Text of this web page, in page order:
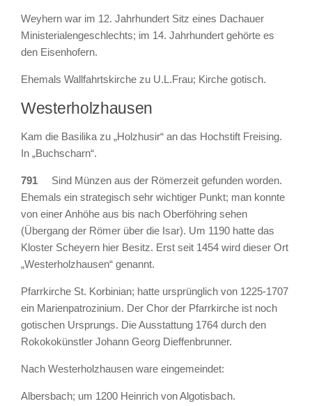
Weyhern war im 12. Jahrhundert Sitz eines Dachauer
Ministerialengeschlechts; im 14. Jahrhundert gehörte es
den Eisenhofern.
Ehemals Wallfahrtskirche zu U.L.Frau; Kirche gotisch.
Westerholzhausen
Kam die Basilika zu „Holzhusir“ an das Hochstift Freising.
In „Buchscharn“.
791 Sind Münzen aus der Römerzeit gefunden worden.
Ehemals ein strategisch sehr wichtiger Punkt; man konnte
von einer Anhöhe aus bis nach Oberföhring sehen
(Übergang der Römer über die Isar). Um 1190 hatte das
Kloster Scheyern hier Besitz. Erst seit 1454 wird dieser Ort
„Westerholzhausen“ genannt.
Pfarrkirche St. Korbinian; hatte ursprünglich von 1225-1707
ein Marienpatrozinium. Der Chor der Pfarrkirche ist noch
gotischen Ursprungs. Die Ausstattung 1764 durch den
Rokokokünstler Johann Georg Dieffenbrunner.
Nach Westerholzhausen ware eingemeindet:
Albersbach; um 1200 Heinrich von Algotisbach.